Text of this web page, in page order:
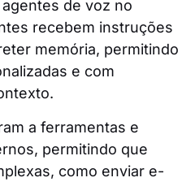
de voz no
recebem instruções
memória, permitindo
e com
a ferramentas e
permitindo que
como enviar e-